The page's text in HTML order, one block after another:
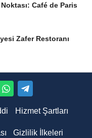
Café de Paris
Zafer Restoranı
Hizmet Şartları
Gizlilik İlkeleri